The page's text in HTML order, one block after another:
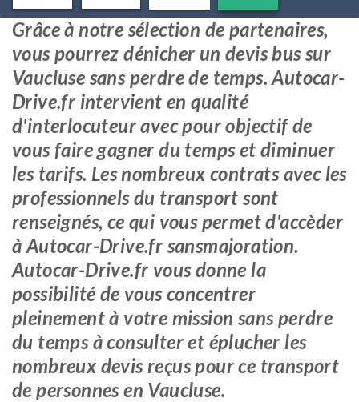
Grâce à notre sélection de partenaires,
vous pourrez dénicher un devis bus sur
Vaucluse sans perdre de temps. Autocar-
Drive.fr intervient en qualité
d'interlocuteur avec pour objectif de
vous faire gagner du temps et diminuer
les tarifs. Les nombreux contrats avec les
professionnels du transport sont
renseignés, ce qui vous permet d'accèder
à Autocar-Drive.fr sansmajoration.
Autocar-Drive.fr vous donne la
possibilité de vous concentrer
pleinement à votre mission sans perdre
du temps à consulter et éplucher les
nombreux devis reçus pour ce transport
de personnes en Vaucluse.